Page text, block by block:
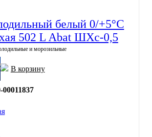
белый 0/+5°C
502 L Abat ШХс-0,5
и морозильные
В корзину